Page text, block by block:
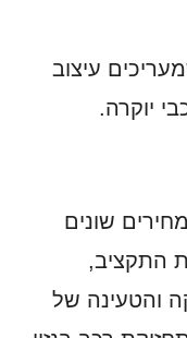
עיצוב
יוקרה.
שונים
התקציב,
והטעינה של